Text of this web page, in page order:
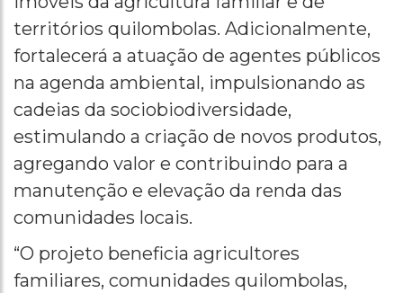
territórios quilombolas. Adicionalmente,
fortalecerá a atuação de agentes públicos
na agenda ambiental, impulsionando as
cadeias da sociobiodiversidade,
estimulando a criação de novos produtos,
agregando valor e contribuindo para a
manutenção e elevação da renda das
comunidades locais.
“O projeto beneficia agricultores
familiares, comunidades quilombolas,